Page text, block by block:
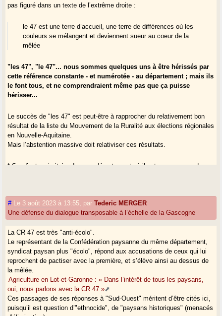
pas figuré dans un texte de l’extrême droite :
le 47 est une terre d’accueil, une terre de différences où les
couleurs se mélangent et deviennent sueur au coeur de la
mêlée
"les 47", "le 47"... nous sommes quelques uns à être hérissés par
cette référence constante - et numérotée - au département ; mais ils
le font tous, et ne comprendraient même pas que ça puisse
hérisser...
Le succès de "les 47" est peut-être à rapprocher du relativement bon
résultat de la liste du Mouvement de la Ruralité aux élections régionales
en Nouvelle-Aquitaine.
Mais l’abstention massive doit relativiser ces résultats.
* Syndicat majoritaire dans ce département où il est aux commandes
#
Le 3 août 2023 à 13:55 parTederic MERGER
Une défense du dialogue transposable à l’échelle de la Gascogne
La CR 47 est très "anti-écolo".
Le représentant de la Confédération paysanne du même département,
syndicat paysan plus "écolo", répond aux accusations de ceux qui lui
reprochent de pactiser avec la première, et s’élève ainsi au dessus de
la mêlée.
Agriculture en Lot-et-Garonne : « Dans l’intérêt de tous les paysans,
oui, nous parlons avec la CR 47 »
Ces passages de ses réponses à "Sud-Ouest" méritent d’être cités ici,
puisqu’il est question d’"ethnocide", de "paysans historiques" (menacés